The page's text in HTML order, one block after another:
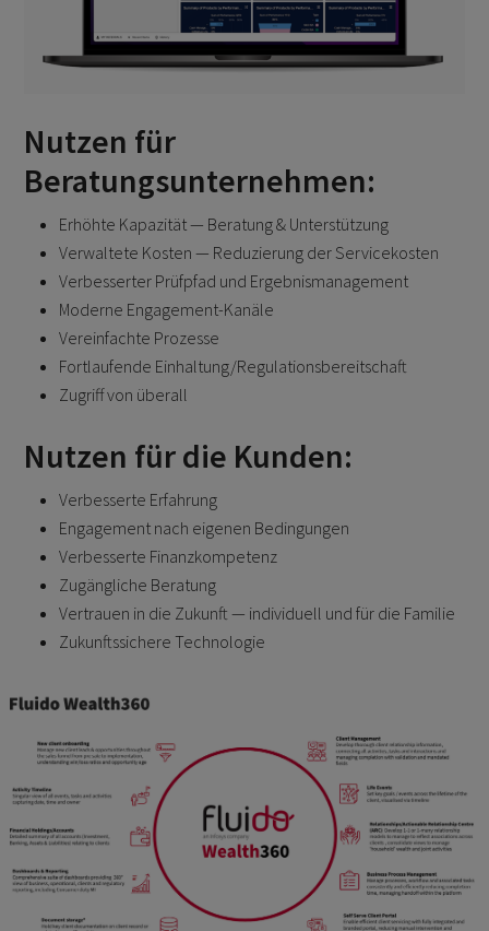
Nutzen für
Beratungsunternehmen:
Erhöhte Kapazität — Beratung & Unterstützung
Verwaltete Kosten — Reduzierung der Servicekosten
Verbesserter Prüfpfad und Ergebnismanagement
Moderne Engagement-Kanäle
Vereinfachte Prozesse
Fortlaufende Einhaltung/Regulationsbereitschaft
Zugriff von überall
Nutzen für die Kunden:
Verbesserte Erfahrung
Engagement nach eigenen Bedingungen
Verbesserte Finanzkompetenz
Zugängliche Beratung
Vertrauen in die Zukunft — individuell und für die Familie
Zukunftssichere Technologie